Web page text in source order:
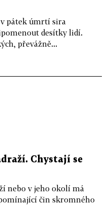
pátek úmrtí sira
desítky lidí.
převážně...
Chystají se
nebo v jeho okolí má
čin skromného